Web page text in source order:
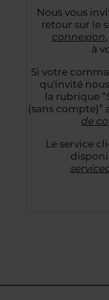
Nous vous
retour sur le
connexion,
à
Si votre
qu'invité
la rubrique
(sans compte)”
de
Le service